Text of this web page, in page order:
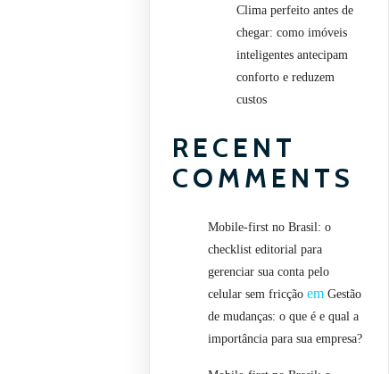
Clima perfeito antes de
chegar: como imóveis
inteligentes antecipam
conforto e reduzem
custos
RECENT
COMMENTS
Mobile-first no Brasil: o
checklist editorial para
gerenciar sua conta pelo
celular sem fricção emGestão
de mudanças: o que é e qual a
importância para sua empresa?